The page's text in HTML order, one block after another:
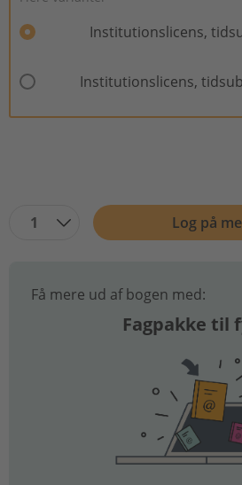
Institutionslicens,
Institutionslicens,
1 Log på
Få mere ud af bogen med:
Fagpakke til